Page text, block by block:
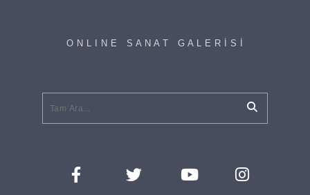
O N L I N E S A N A T G A L E R İ S İ